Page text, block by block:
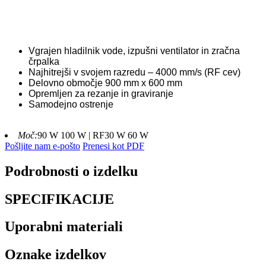
Vgrajen hladilnik vode, izpušni ventilator in zračna
črpalka
Najhitrejši v svojem razredu – 4000 mm/s (RF cev)
Delovno območje 900 mm x 600 mm
Opremljen za rezanje in graviranje
Samodejno ostrenje
Moč:90 W 100 W | RF30 W 60 W
Pošljite nam e-pošto Prenesi kot PDF
Podrobnosti o izdelku
SPECIFIKACIJE
Uporabni materiali
Oznake izdelkov